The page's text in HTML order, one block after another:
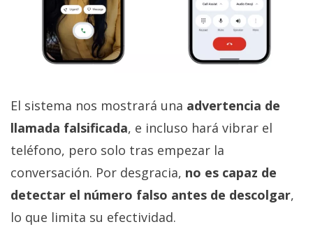
El sistema nos mostrará una advertencia de
llamada falsificada, e incluso hará vibrar el
teléfono, pero solo tras empezar la
conversación. Por desgracia, no es capaz de
detectar el número falso antes de descolgar,
lo que limita su efectividad.